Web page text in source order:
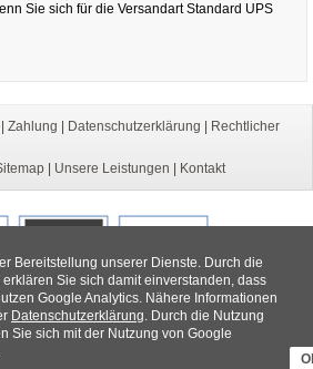
Bereitstellung unserer Dienste. Durch die
Sie sich damit einverstanden, dass
Google Analytics. Nähere Informationen
Datenschutzerklärung. Durch die Nutzung
Sie sich mit der Nutzung von Google
Sie sich für die Versandart Standard UPS
Zahlung Datenschutzerklärung Rechtlicher
Unsere Leistungen Kontakt